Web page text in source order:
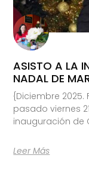
ASISTO A LA
NADAL DE
{Diciembre
pasado viernes
inauguración de
Leer Más